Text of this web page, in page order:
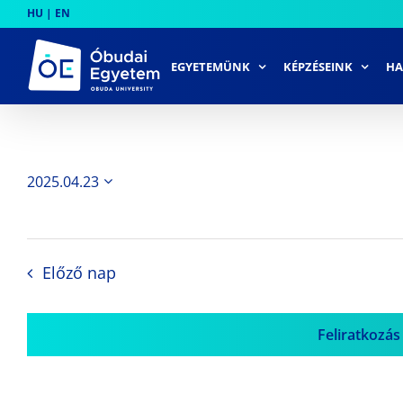
to
content
HU | EN
EGYETEMÜNK KÉPZÉSEINK
2025.04.23
Előző nap